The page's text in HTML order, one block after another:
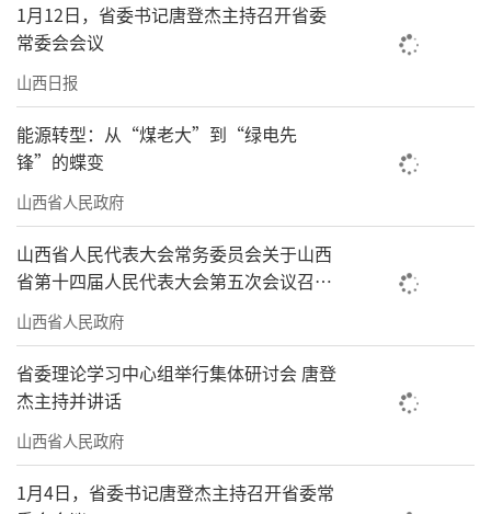
1月12日，省委书记唐登杰主持召开省委
常委会会议
山西日报
能源转型：从“煤老大”到“绿电先
锋”的蝶变
山西省人民政府
山西省人民代表大会常务委员会关于山西
省第十四届人民代表大会第五次会议召开
时间的决定
山西省人民政府
省委理论学习中心组举行集体研讨会 唐登
杰主持并讲话
山西省人民政府
1月4日，省委书记唐登杰主持召开省委常